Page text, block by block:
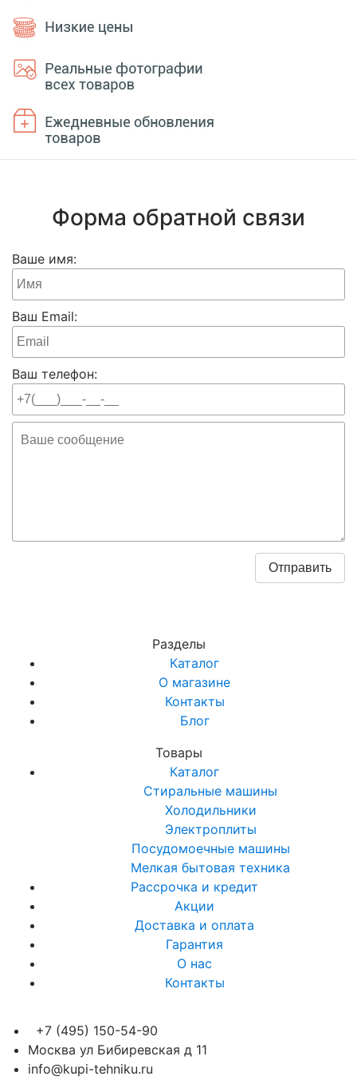
Форма обратной связи
Ваше имя:
Ваш Email:
Ваш телефон:
Разделы
Каталог
О магазине
Контакты
Блог
Товары
Каталог
Стиральные машины
Холодильники
Электроплиты
Посудомоечные машины
Мелкая бытовая техника
Рассрочка и кредит
Акции
Доставка и оплата
Гарантия
О нас
Контакты
+7 (495) 150-54-90
Москва ул Бибиревская д 11
info@kupi-tehniku.ru